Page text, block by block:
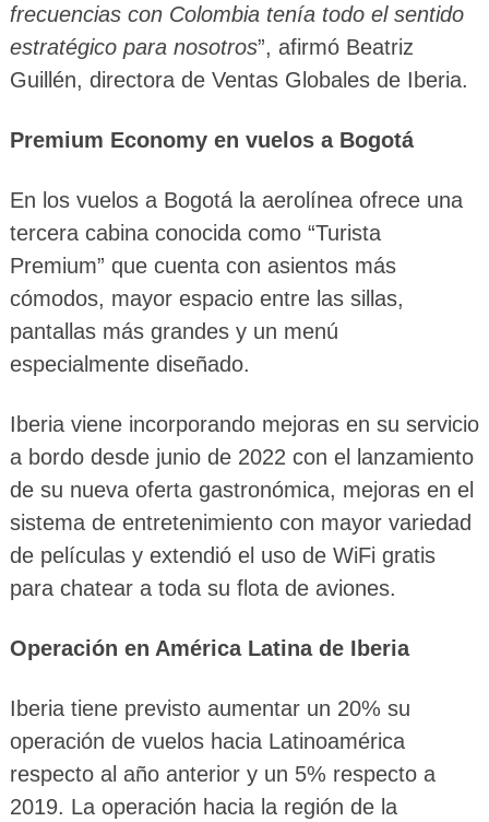
frecuencias con Colombia tenía todo el sentido
estratégico para nosotros”, afirmó Beatriz
Guillén, directora de Ventas Globales de Iberia.
Premium Economy en vuelos a Bogotá
En los vuelos a Bogotá la aerolínea ofrece una
tercera cabina conocida como “Turista
Premium” que cuenta con asientos más
cómodos, mayor espacio entre las sillas,
pantallas más grandes y un menú
especialmente diseñado.
Iberia viene incorporando mejoras en su servicio
a bordo desde junio de 2022 con el lanzamiento
de su nueva oferta gastronómica, mejoras en el
sistema de entretenimiento con mayor variedad
de películas y extendió el uso de WiFi gratis
para chatear a toda su flota de aviones.
Operación en América Latina de Iberia
Iberia tiene previsto aumentar un 20% su
operación de vuelos hacia Latinoamérica
respecto al año anterior y un 5% respecto a
2019. La operación hacia la región de la